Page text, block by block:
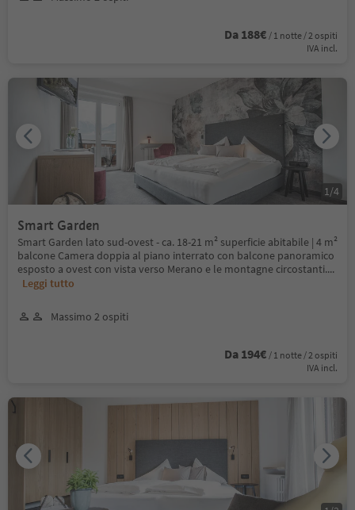
Da 188€ / 1 notte / 2 ospiti
IVA incl.
Smart Garden
Smart Garden lato sud-ovest - ca. 18-21 m² superficie abitabile | 4 m²
balcone Camera doppia al piano interrato con balcone panoramico
esposto a ovest con vista verso Merano e le montagne circostanti....
Leggi tutto
Massimo 2 ospiti
Da 194€ / 1 notte / 2 ospiti
IVA incl.
1 /4